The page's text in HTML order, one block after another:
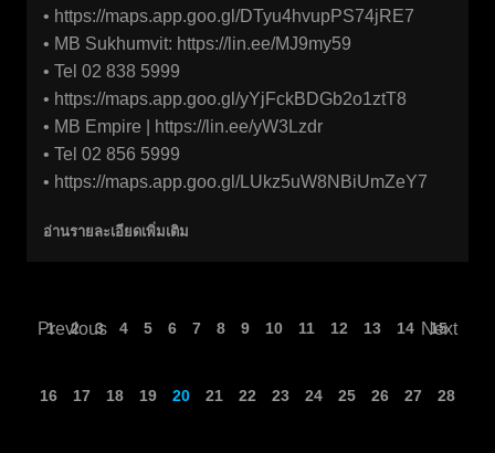
• https://maps.app.goo.gl/DTyu4hvupPS74jRE7
• MB Sukhumvit: https://lin.ee/MJ9my59
• Tel 02 838 5999
• https://maps.app.goo.gl/yYjFckBDGb2o1ztT8
• MB Empire |
https://lin.ee/yW3Lzdr
• Tel 02 856 5999
• https://maps.app.goo.gl/LUkz5uW8NBiUmZeY7
อ่านรายละเอียดเพิ่มเติม
Previous
1 2 3 4 5 6 7 8 9 10 11 12 13 14 15
16 17 18 19 20 21 22 23 24 25 26 27 28
Next